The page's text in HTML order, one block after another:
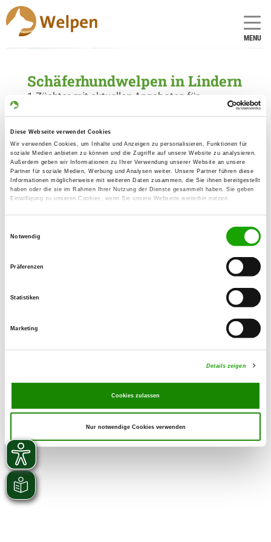
Diese Webseite verwendet Cookies
Wir verwenden Cookies, um Inhalte und Anzeigen zu personalisieren, Funktionen für
soziale Medien anbieten zu können und die Zugriffe auf unsere Website zu analysieren.
Außerdem geben wir Informationen zu Ihrer Verwendung unserer Website an unsere
Partner für soziale Medien, Werbung und Analysen weiter. Unsere Partner führen diese
Informationen möglicherweise mit weiteren Daten zusammen, die Sie ihnen bereitgestellt
haben oder die sie im Rahmen Ihrer Nutzung der Dienste gesammelt haben. Sie geben
Einwilligung zu unseren Cookies, wenn Sie unsere Webseite weiterhin nutzen.
Notwendig
Präferenzen
Statistiken
Marketing
Details zeigen
Cookies zulassen
Nur notwendige Cookies verwenden
MENU
Schäferhundwelpen in Lindern
1 Züchter mit aktuellen Angeboten für
Zuchtstätte: vom Hofe Schumacher
Details
Großenging Poststr. 1
49699 Lindern
Welpen zur Verfügung